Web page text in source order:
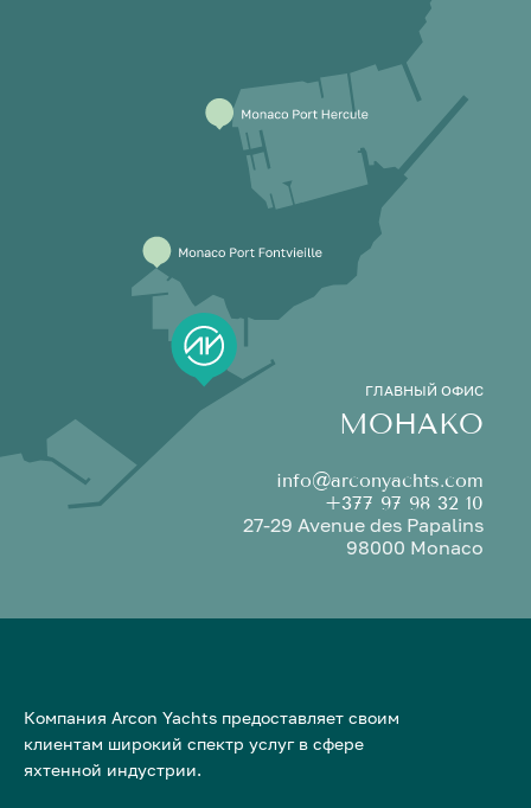
ГЛАВНЫЙ ОФИС
МОНАКО
info@arconyachts.com
+377 97 98 32 10
27-29 Avenue des Papalins
98000 Monaco
Компания Arcon Yachts предоставляет своим
клиентам широкий спектр услуг в сфере
яхтенной индустрии.